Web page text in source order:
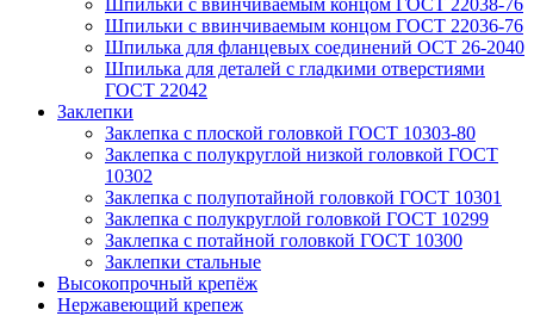
Шпильки с ввинчиваемым концом ГОСТ 22036-76
Шпилька для фланцевых соединений ОСТ 26-2040
Шпилька для деталей с гладкими отверстиями
ГОСТ 22042
Заклепки
Заклепка с плоской головкой ГОСТ 10303-80
Заклепка с полукруглой низкой головкой ГОСТ
10302
Заклепка с полупотайной головкой ГОСТ 10301
Заклепка с полукруглой головкой ГОСТ 10299
Заклепка с потайной головкой ГОСТ 10300
Заклепки стальные
Высокопрочный крепёж
Нержавеющий крепеж